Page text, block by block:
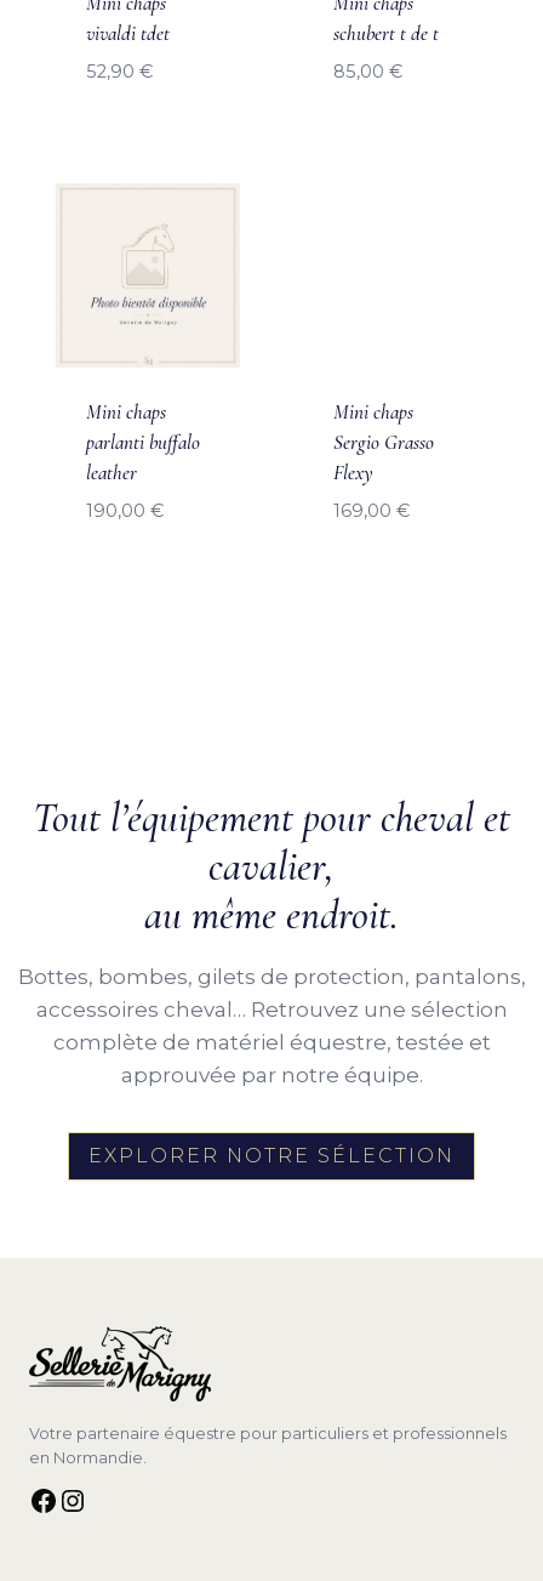
vivaldi tdet
52,90 €
schubert t de t
85,00 €
Mini chaps
parlanti buffalo
leather
190,00 €
Mini chaps
Sergio Grasso
Flexy
169,00 €
Tout l’équipement pour cheval et
cavalier,
au même endroit.
Bottes, bombes, gilets de protection, pantalons,
accessoires cheval… Retrouvez une sélection
complète de matériel équestre, testée et
approuvée par notre équipe.
EXPLORER NOTRE SÉLECTION
Votre partenaire équestre pour particuliers et professionnels
en Normandie.
Facebook
Instagram